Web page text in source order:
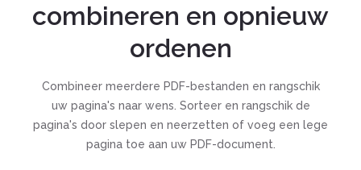
combineren en opnieuw
ordenen
Combineer meerdere PDF-bestanden en rangschik
uw pagina's naar wens. Sorteer en rangschik de
pagina's door slepen en neerzetten of voeg een lege
pagina toe aan uw PDF-document.